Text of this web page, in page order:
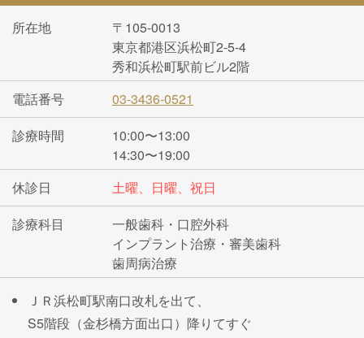
所在地
〒105-0013
東京都港区浜松町2-5-4
秀和浜松町駅前ビル2階
電話番号
03-3436-0521
診療時間
10:00〜13:00
14:30〜19:00
休診日
土曜、日曜、祝日
診療科目
一般歯科・口腔外科
インプラント治療・審美歯科
歯周病治療
ＪＲ浜松町駅南口改札を出て、
S5階段（金杉橋方面出口）降りてすぐ